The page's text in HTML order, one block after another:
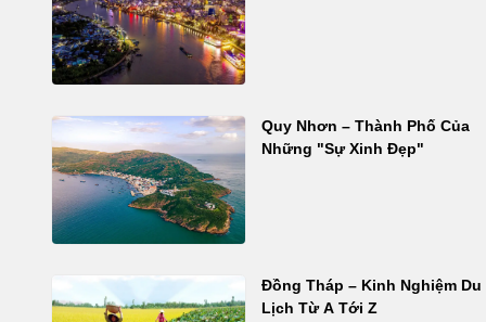
Quy Nhơn – Thành Phố Của
Những "Sự Xinh Đẹp"
Đồng Tháp – Kinh Nghiệm Du
Lịch Từ A Tới Z